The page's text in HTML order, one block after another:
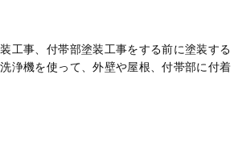
工事、付帯部塗装工事をする前に塗装する
浄機を使って、外壁や屋根、付帯部に付着